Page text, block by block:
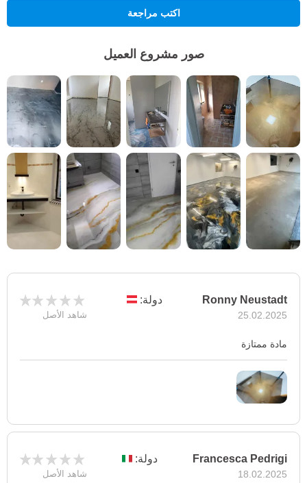
اكتب مراجعة
صور مشروع العميل
Ronny Neustadt
25.02.2025
دولة:
شاهد الأصل
مادة ممتازة
Francesca Pedrigi
18.02.2025
دولة:
شاهد الأصل